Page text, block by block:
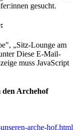
gesucht.
„Sitz-Lounge am
Diese E-Mail-
muss JavaScript
Archehof
arche-hof.html